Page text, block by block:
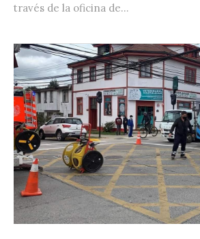
través de la oficina de...